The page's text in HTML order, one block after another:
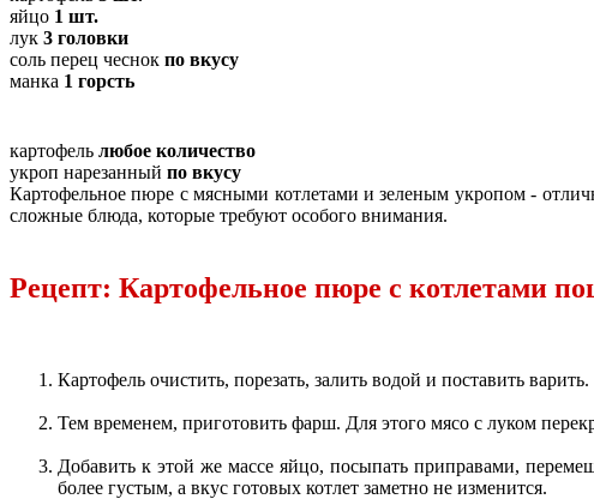
яйцо 1 шт.
лук 3 головки
соль перец чеснок по вкусу
манка 1 горсть
картофель любое количество
укроп нарезанный по вкусу
Картофельное пюре с мясными котлетами и зеленым укропом -
сложные блюда, которые требуют особого внимания.
Рецепт: Картофельное пюре с котлетами
Картофель очистить, порезать, залить водой и поставить варить.
Тем временем, приготовить фарш. Для этого мясо с луком
Добавить к этой же массе яйцо, посыпать приправами,
более густым, а вкус готовых котлет заметно не изменится.